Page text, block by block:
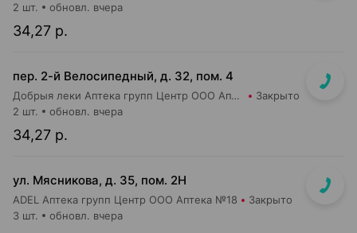
34,27 р.
2 шт. обновл. вчера
пер. 2-й Велосипедный, д. 32, пом. 4
Добрыя леки Аптека групп Центр ООО Аптека №92 Закрыто
34,27 р.
2 шт. обновл. вчера
ул. Мясникова, д. 35, пом. 2Н
ADEL Аптека групп Центр ООО Аптека №18 Закрыто
3 шт. обновл. вчера